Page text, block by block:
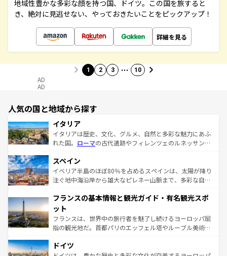
地域性豊かな多彩な顔を持つ国、ドイツ。この国を旅すると
き、絶対に見逃せない、やっておきたいことをピックアップ！
詳細を見る
1 2 3 … 10
AD
AD
人気の国と地域から探す
イタリア
イタリアは歴史、文化、グルメ、自然と多彩な魅力にあふ
れた国。 ローマの古代遺跡やフィレンツェのルネッサンス
ろん、トスカーナの美しい田園風景やアマルフィ海岸の絶
景など、自然景観も見逃せない。観光の合間には、本場の
ピザやパスタなど、絶品のイタリア料理を堪能することも
ませてくれるイタリアで、忘れられない旅をしてみよう！
なお、新着のイタリア情報は
しい。
スペイン
イベリア半島のほぼ80％を占めるスペインは、太陽が降り
注ぐ地中海沿岸から雄大なピレネー山脈まで、多彩な自然
文化が根付くこの国では、情熱的なフラメンコ、熱気あふ
れる闘牛、そして美味しいタパスが生活の一部となってい
る。首都マドリードの洗練された雰囲気や、バルセロナの
アートに溢れた街角から、地方では古代ローマ遺跡や中世
せる。地方によって風土や気候が異なるスペインはその個
性で訪れる人を魅了する。 なお、新着のスペイン情報は コ
フランスの基本情報と観光ガイド・有名観光スポ
ット
フランスは、世界中の旅行者を魅了し続けるヨーロッパ屈
指の観光地だ。首都パリのエッフェル塔やルーブル美術館
で、幅広い魅力が詰まっている。華麗な宮殿、歴史的な大
ドイツ